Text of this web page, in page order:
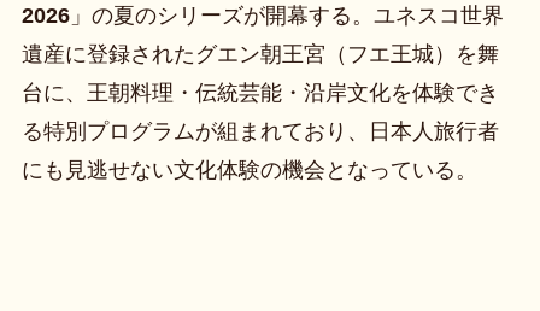
2026」の夏のシリーズが開幕する。ユネスコ世界
遺産に登録されたグエン朝王宮（フエ王城）を舞
台に、王朝料理・伝統芸能・沿岸文化を体験でき
る特別プログラムが組まれており、日本人旅行者
にも見逃せない文化体験の機会となっている。